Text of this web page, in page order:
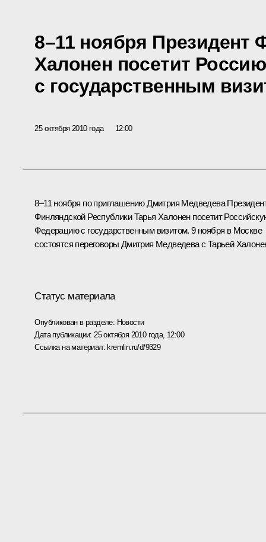
8–11 ноября Президент
Халонен посетит Россию
с государственным
25 октября 2010 года 12:00
8–11 ноября по приглашению Дмитрия Медведева
Финляндской РеспубликиТарья Халоненпосетит
Федерацию с государственным визитом. 9 ноября в Москве
состоятся переговоры Дмитрия Медведева с Тарьей
Статус материала
Опубликован в разделе: Новости
Дата публикации: 25 октября 2010 года, 12:00
Ссылка на материал:kremlin.ru/d/9329